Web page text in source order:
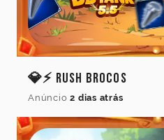
Cancelar
💎⚡ Rush Brocos
Anúncio 2 dias atrás